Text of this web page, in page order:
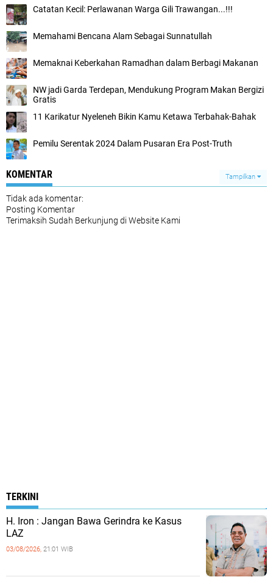
Catatan Kecil: Perlawanan Warga Gili Trawangan...!!!
Memahami Bencana Alam Sebagai Sunnatullah
Memaknai Keberkahan Ramadhan dalam Berbagi Makanan
NW jadi Garda Terdepan, Mendukung Program Makan Bergizi
Gratis
11 Karikatur Nyeleneh Bikin Kamu Ketawa Terbahak-Bahak
Pemilu Serentak 2024 Dalam Pusaran Era Post-Truth
KOMENTAR Tampilkan
Tidak ada komentar:
Posting Komentar
Terimaksih Sudah Berkunjung di Website Kami
TERKINI
H. Iron : Jangan Bawa Gerindra ke Kasus
LAZ
03/08/2026, 21:01 WIB